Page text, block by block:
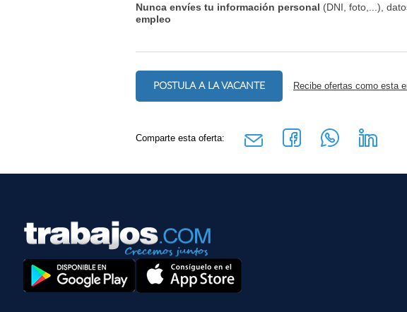
Nunca envíes tu información personal (DNI, foto,...),
empleo
POSTULA A LA VACANTE Recibe ofertas como esta
Comparte esta oferta: